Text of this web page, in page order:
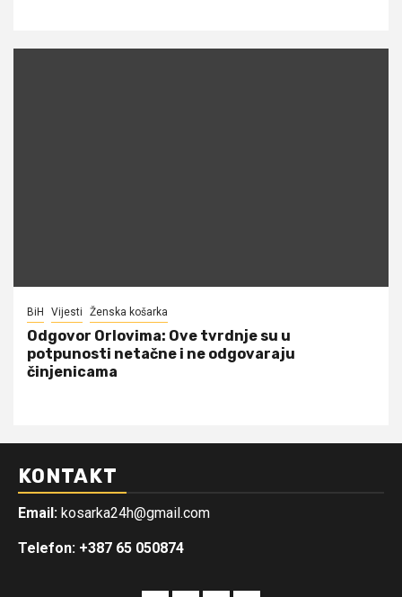
BiH Vijesti Ženska košarka
Odgovor Orlovima: ​Ove tvrdnje su u
potpunosti netačne i ne odgovaraju
činjenicama
KONTAKT
Email: kosarka24h@gmail.com
Telefon: +387 65 050874